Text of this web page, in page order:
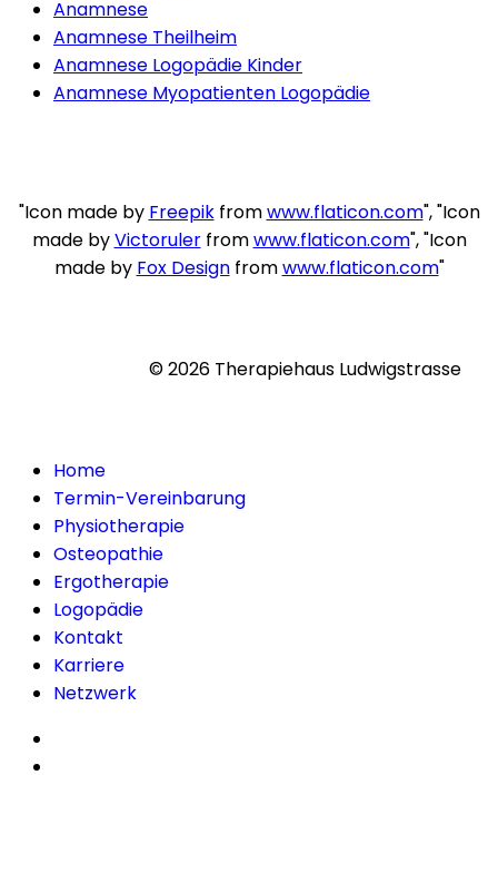
Anamnese
Anamnese Theilheim
Anamnese Logopädie Kinder
Anamnese Myopatienten Logopädie
"Icon made by Freepikfromwww.flaticon.com", "Icon
made byVictorulerfromwww.flaticon.com", "Icon
made by Fox Designfromwww.flaticon.com"
© 2026 Therapiehaus Ludwigstrasse
Home
Termin-Vereinbarung
Physiotherapie
Osteopathie
Ergotherapie
Logopädie
Kontakt
Karriere
Netzwerk